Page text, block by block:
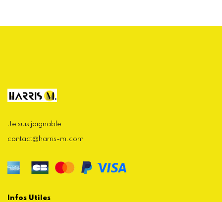
Je suis joignable
contact@harris-m.com
Infos Utiles